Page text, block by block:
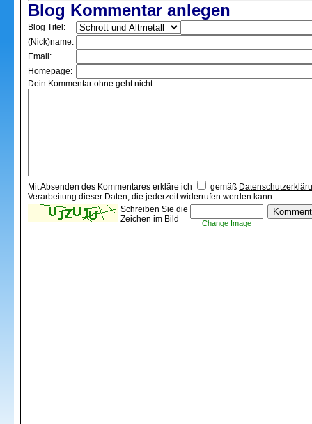
Blog Kommentar anlegen
Blog Titel:
(Nick)name:
Email:
Homepage:
Dein Kommentar ohne geht nicht:
Mit Absenden des Kommentares erkläre ich gemäß
Verarbeitung dieser Daten, die jederzeit widerrufen werden kann.
Schreiben Sie die
Zeichen im Bild
Change Image